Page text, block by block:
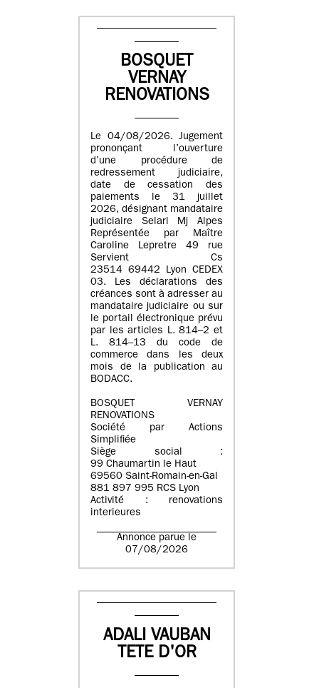
BOSQUET
VERNAY
RENOVATIONS
Le 04/08/2026. Jugement
prononçant l’ouverture
d’une procédure de
redressement judiciaire,
date de cessation des
paiements le 31 juillet
2026, désignant mandataire
judiciaire Selarl Mj Alpes
Représentée par Maître
Caroline Lepretre 49 rue
Servient Cs
23514 69442 Lyon CEDEX
03. Les déclarations des
créances sont à adresser au
mandataire judiciaire ou sur
le portail électronique prévu
par les articles L. 814–2 et
L. 814–13 du code de
commerce dans les deux
mois de la publication au
BODACC.
BOSQUET VERNAY
RENOVATIONS
Société par Actions
Simplifiée
Siège social :
99 Chaumartin le Haut
69560 Saint-Romain-en-Gal
881 897 995 RCS Lyon
Activité : renovations
interieures
Annonce parue le
07/08/2026
ADALI VAUBAN
TETE D'OR